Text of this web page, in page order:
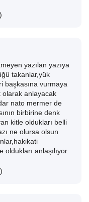
)
yazılan yazıya
takanlar,yük
başkasına vurmaya
olarak anlayacak
nato mermer de
birbirine denk
kitle oldukları belli
ne olursa olsun
anlaşılıyor.
)